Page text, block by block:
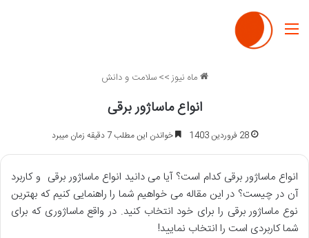
منو
ماه نیوز>> سلامت و دانش
انواع ماساژور برقی
28 فروردین 1403 خواندن این مطلب 7 دقیقه زمان میبرد
انواع ماساژور برقی کدام است؟ آیا می دانید انواع ماساژور برقی و کاربرد
آن در چیست؟ در این مقاله می خواهیم شما را راهنمایی کنیم که بهترین
نوع ماساژور برقی را برای خود انتخاب کنید. در واقع ماساژوری که برای
شما کاربردی است را انتخاب نمایید!